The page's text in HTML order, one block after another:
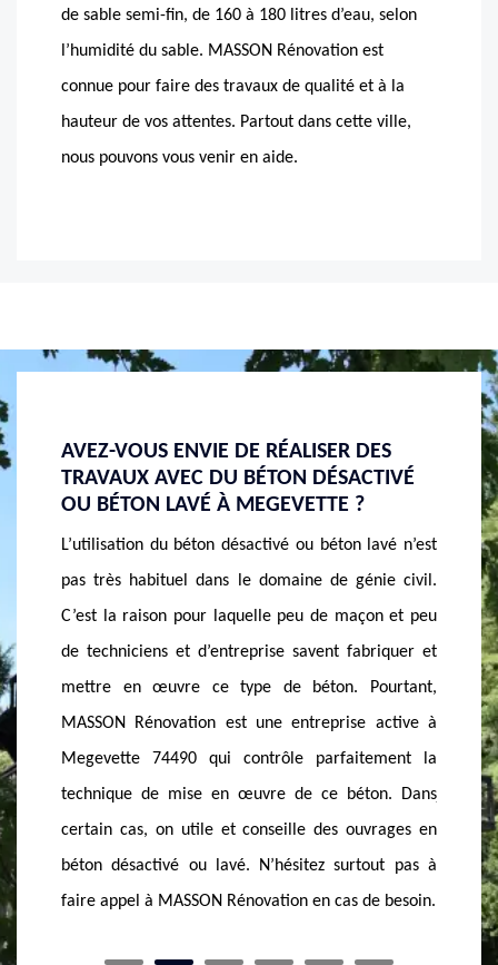
de sable semi-fin, de 160 à 180 litres d’eau, selon
l’humidité du sable. MASSON Rénovation est
connue pour faire des travaux de qualité et à la
hauteur de vos attentes. Partout dans cette ville,
nous pouvons vous venir en aide.
DE RÉALISER DES
BÉTON DÉSACTIVÉ
MEGEVETTE ?
ou béton lavé n’est
le domaine de génie civil.
peu de maçon et peu
savent fabriquer et
type de béton. Pourtant,
est une entreprise active à
contrôle parfaitement la
œuvre de ce béton. Dans
conseille des ouvrages en
N’hésitez surtout pas à
Rénovation en cas de besoin.
PROFITEZ DES PRIVILÈGES
UN ARTISAN BÉTON
MEGEVETTE
Pour la construction de certain
désactivé est l’un des types de béton
fois, On l’utilise pour la construction
tel que des planchers, des dalles et
qu’une allée. Tout est due à sa
le glissement. Dans le cas de
cette capacité du béton désactivé
jour, vous pensez contacter un
béton de ce type, MASSON
l’entreprise qu’il vous faut et elle
entreprise active à Megevette 74490.